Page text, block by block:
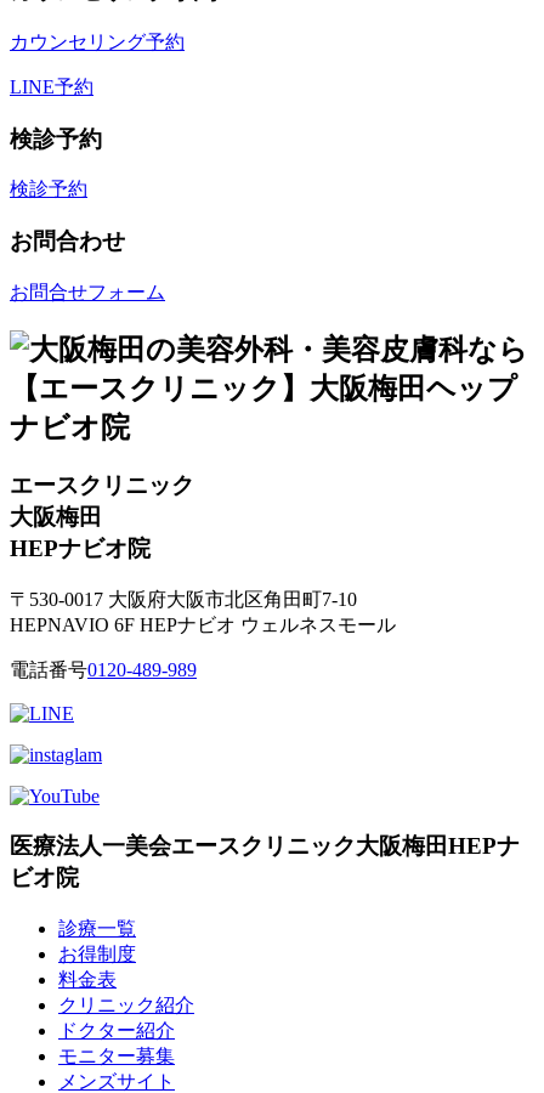
カウンセリング予約
LINE予約
検診予約
検診予約
お問合わせ
お問合せフォーム
エースクリニック
大阪梅田
HEPナビオ院
〒530-0017 大阪府大阪市北区角田町7-10
HEPNAVIO 6F HEPナビオ ウェルネスモール
電話番号0120-489-989
医療法人一美会エースクリニック大阪梅田HEPナ
ビオ院
診療一覧
お得制度
料金表
クリニック紹介
ドクター紹介
モニター募集
メンズサイト